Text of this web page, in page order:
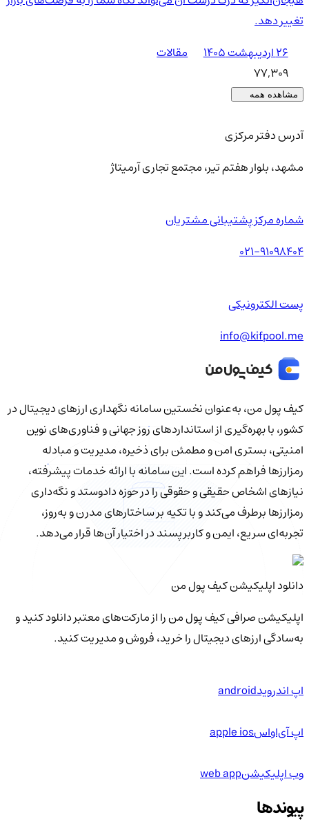
تغییر دهد.
۲۶ اردیبهشت ۱۴۰۵
مقالات
77,309
مشاهده همه
آدرس دفتر مرکزی
مشهد، بلوار هفتم تیر، مجتمع تجاری آرمیتاژ
شماره مرکز پشتیبانی مشتریان
021-91098404
پست الکترونیکی
info@kifpool.me
کیف‌ پول من، به‌عنوان نخستین سامانه نگهداری ارزهای دیجیتال در
کشور، با بهره‌گیری از استانداردهای روز جهانی و فناوری‌های نوین
امنیتی، بستری امن و مطمئن برای ذخیره، مدیریت و مبادله
رمزارزها فراهم کرده است. این سامانه با ارائه خدمات پیشرفته،
نیازهای اشخاص حقیقی و حقوقی را در حوزه دادوستد و نگه‌داری
رمزارزها برطرف می‌کند و با تکیه بر ساختارهای مدرن و به‌روز،
تجربه‌ای سریع، ایمن و کاربرپسند در اختیار آن‌ها قرار می‌دهد.
دانلود اپلیکیشن کیف‌ پول من
اپلیکیشن صرافی کیف پول من را از مارکت‌های معتبر دانلود کنید و
به‌سادگی ارزهای دیجیتال را خرید، فروش و مدیریت کنید.
اپ اندرویدandroid
اپ آی‌او‌اسapple ios
وب اپلیکیشنweb app
پیوندها